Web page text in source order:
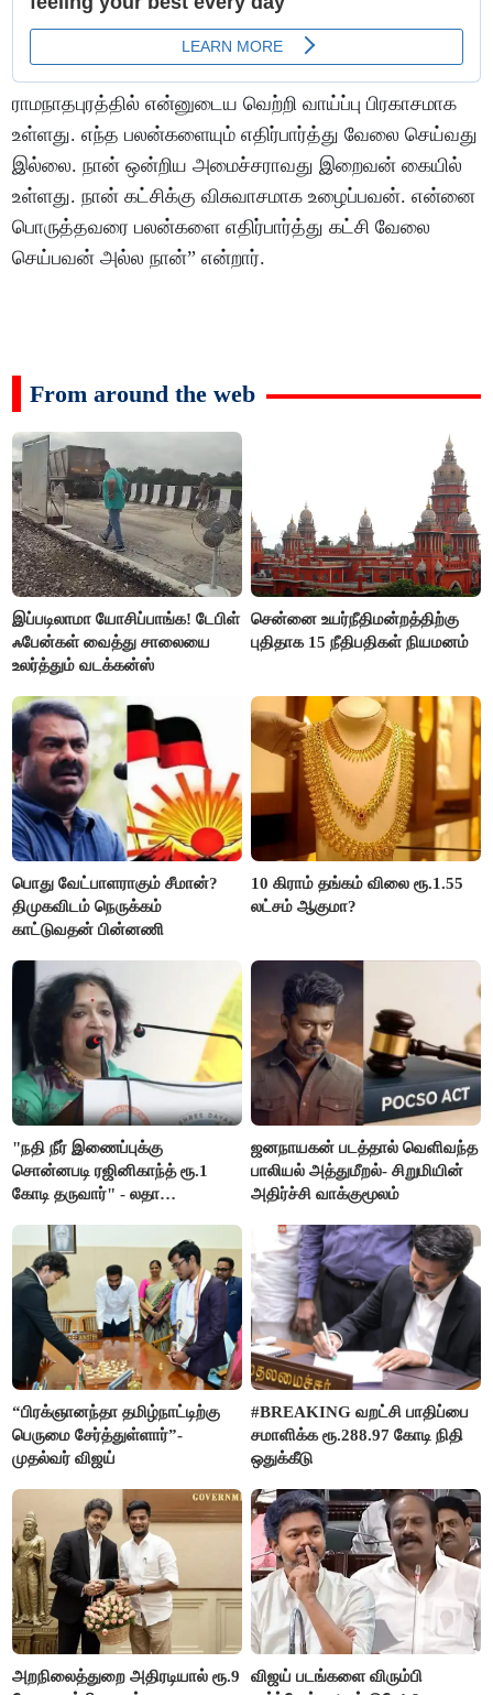
ராமநாதபுரத்தில் என்னுடைய வெற்றி வாய்ப்பு பிரகாசமாக
உள்ளது. எந்த பலன்களையும் எதிர்பார்த்து வேலை செய்வது
இல்லை. நான் ஒன்றிய அமைச்சராவது இறைவன் கையில்
உள்ளது. நான் கட்சிக்கு விசுவாசமாக உழைப்பவன். என்னை
பொருத்தவரை பலன்களை எதிர்பார்த்து கட்சி வேலை
செய்பவன் அல்ல நான்” என்றார்.
From around the web
இப்படிலாமா யோசிப்பாங்க! டேபிள்
ஃபேன்கள் வைத்து சாலையை
உலர்த்தும் வடக்கன்ஸ்
சென்னை உயர்நீதிமன்றத்திற்கு
புதிதாக 15 நீதிபதிகள் நியமனம்
பொது வேட்பாளராகும் சீமான்?
திமுகவிடம் நெருக்கம்
காட்டுவதன் பின்னணி
10 கிராம் தங்கம் விலை ரூ.1.55
லட்சம் ஆகுமா?
"நதி நீர் இணைப்புக்கு
சொன்னபடி ரஜினிகாந்த் ரூ.1
கோடி தருவார்" - லதா
ஜனநாயகன் படத்தால் வெளிவந்த
பாலியல் அத்துமீறல்- சிறுமியின்
அதிர்ச்சி வாக்குமூலம்
“பிரக்ஞானந்தா தமிழ்நாட்டிற்கு
பெருமை சேர்த்துள்ளார்”-
முதல்வர் விஜய்
#BREAKING வறட்சி பாதிப்பை
சமாளிக்க ரூ.288.97 கோடி நிதி
ஒதுக்கீடு
அறநிலைத்துறை அதிரடியால் ரூ.9
விஜய் படங்களை விரும்பி